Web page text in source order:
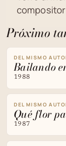
Próximo
DEL MISMO
Bailando
1988
DEL MISMO
Qué flor
1987